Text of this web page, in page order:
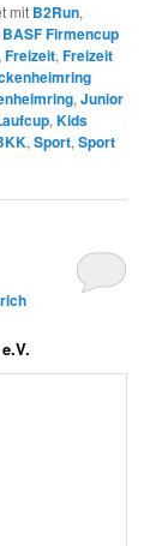
mit B2Run,
BASF Firmencup
,Freizeit,Freizeit
,Junior
,Kids
,Sport,Sport